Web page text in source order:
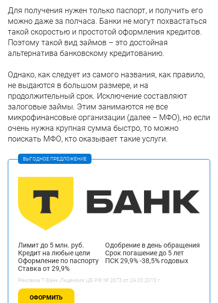
Для получения нужен только паспорт, и получить его
можно даже за полчаса. Банки не могут похвастаться
такой скоростью и простотой оформления кредитов.
Поэтому такой вид займов – это достойная
альтернатива банковскому кредитованию.
Однако, как следует из самого названия, как правило,
не выдаются в большом размере, и на
продолжительный срок. Исключение составляют
залоговые займы. Этим занимаются не все
микрофинансовые организации (далее – МФО), но если
очень нужна крупная сумма быстро, то можно
поискать МФО, кто оказывает такие услуги.
ВЫГОДНОЕ ПРЕДЛОЖЕНИЕ
Лимит до 5 млн. руб.
Кредит на любые цели
Оформление по паспорту
Ставка от 29,9%
Одобрение в день обращения
Срок погашение до 5 лет
ПСК 29,9% -38,5% годовых
Реклама Т-Банк.Лицензия ЦБ РФ № 2673 от 24.03.2015 г.
ОФОРМИТЬ